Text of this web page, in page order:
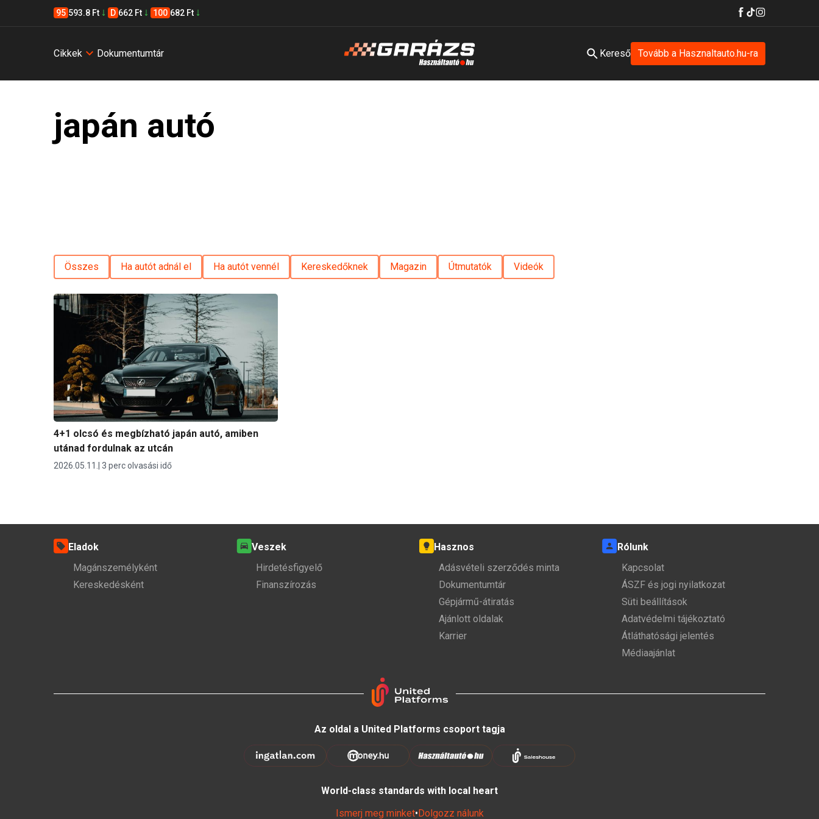
95 593.8 Ft D 662 Ft 100 682 Ft
Cikkek Dokumentumtár Kereső Tovább a Hasznaltauto.hu-ra
japán autó
Összes Ha autót adnál el Ha autót vennél Kereskedőknek Magazin Útmutatók Videók
4+1 olcsó és megbízható japán autó, amiben
utánad fordulnak az utcán
2026.05.11. 3 perc olvasási idő
Eladok
Magánszemélyként
Kereskedésként
Veszek
Hirdetésfigyelő
Finanszírozás
Hasznos
Adásvételi szerződés minta
Dokumentumtár
Gépjármű-átiratás
Ajánlott oldalak
Karrier
Rólunk
Kapcsolat
ÁSZF és jogi nyilatkozat
Süti beállítások
Adatvédelmi tájékoztató
Átláthatósági jelentés
Médiaajánlat
Az oldal a United Platforms csoport tagja
World-class standards with local heart
Ismerj meg minket• Dolgozz nálunk